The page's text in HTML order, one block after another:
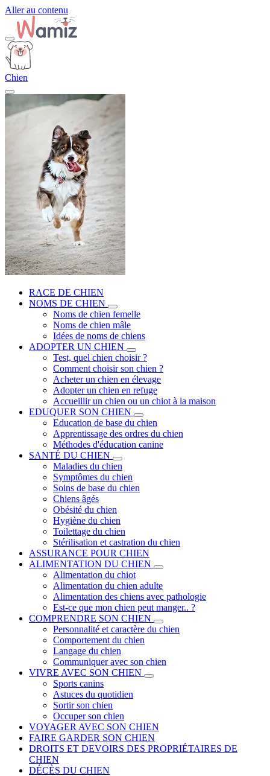
Aller au contenu
Chien
RACE DE CHIEN
NOMS DE CHIEN
Noms de chien femelle
Noms de chien mâle
Idées de noms de chiens
ADOPTER UN CHIEN
Test, quel chien choisir ?
Comment choisir son chien ?
Acheter un chien en élevage
Adopter un chien en refuge
Accueillir un chien ou un chiot à la maison
EDUQUER SON CHIEN
Education de base du chien
Apprentissage des ordres du chien
Méthodes d'éducation canine
SANTÉ DU CHIEN
Maladies du chien
Symptômes du chien
Soins de base du chien
Chiens âgés
Obésité du chien
Hygiène du chien
Toilettage du chien
Stérilisation et castration du chien
ASSURANCE POUR CHIEN
ALIMENTATION DU CHIEN
Alimentation du chiot
Alimentation du chien adulte
Alimentation des chiens avec pathologie
Est-ce que mon chien peut manger.. ?
COMPRENDRE SON CHIEN
Personnalité et caractère du chien
Comportement du chien
Langage du chien
Communiquer avec son chien
VIVRE AVEC SON CHIEN
Sports canins
Astuces du quotidien
Sortir son chien
Occuper son chien
VOYAGER AVEC SON CHIEN
FAIRE GARDER SON CHIEN
DROITS ET DEVOIRS DES PROPRIÉTAIRES DE
CHIEN
DÉCÈS DU CHIEN